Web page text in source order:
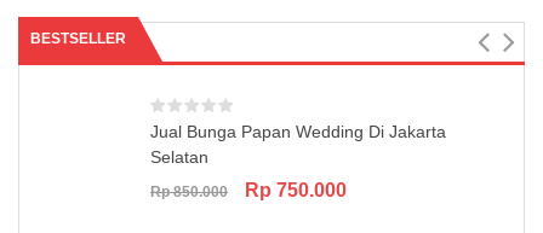
BESTSELLER
Jual Bunga Papan Wedding Di Jakarta
Selatan
Rp850.000
Original
Rp 750.000Current